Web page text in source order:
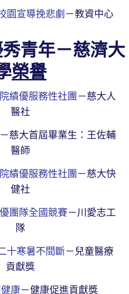
園宣導挽悲劇－教資中心
青年－慈濟大
榮譽
績優服務性社團－慈大人
醫社
慈大首屆畢業生：王佐輔
醫師
績優服務性社團－慈大快
健社
團隊全國競賽－川愛志工
隊
十寒暑不間斷－兒童醫療
貢獻獎